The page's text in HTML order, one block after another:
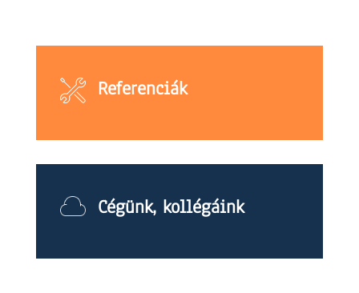
Referenciák
Cégünk, kollégáink